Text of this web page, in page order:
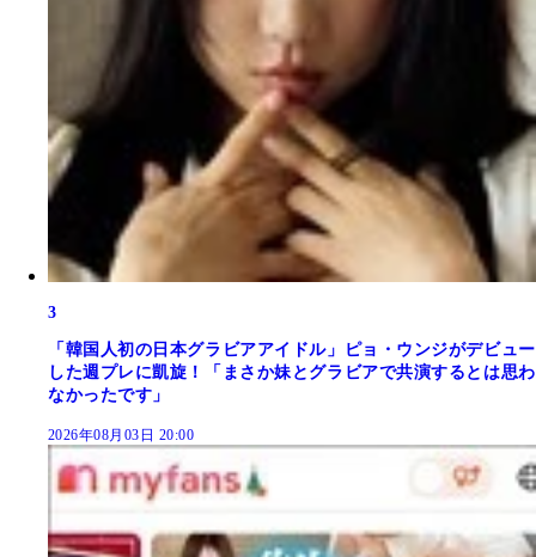
3
「韓国人初の日本グラビアアイドル」ピョ・ウンジがデビュー
した週プレに凱旋！「まさか妹とグラビアで共演するとは思わ
なかったです」
2026年08月03日 20:00